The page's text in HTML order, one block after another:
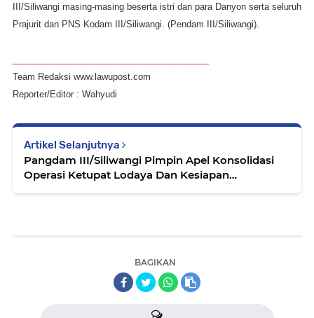
III/Siliwangi masing-masing beserta istri dan para Danyon serta seluruh
Prajurit dan PNS Kodam III/Siliwangi. (Pendam III/Siliwangi).
Team Redaksi www.lawupost.com
Reporter/Editor : Wahyudi
Artikel Selanjutnya
Pangdam III/Siliwangi Pimpin Apel Konsolidasi
Operasi Ketupat Lodaya Dan Kesiapan
BAGIKAN